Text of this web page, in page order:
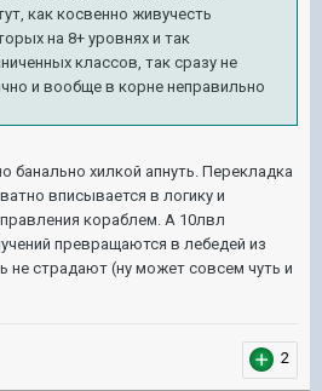
как косвенно живучесть
на 8+ уровнях и так
классов, так сразу не
и вообще в корне неправильно
банально хилкой апнуть. Перекладка
вписывается в логику и
кораблем. А 10лвл
превращаются в лебедей из
не страдают (ну может совсем чуть и
2